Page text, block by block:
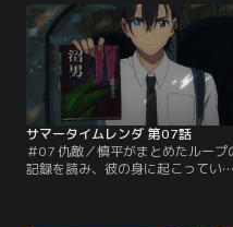
についての数多の知識を持ち合わ
ていた。一方、夏祭りの会場内では
「影」による大虐殺が行われてい
た。慎平は助けに向かうも、次々と
殺される友人たち。やがて「影」
は…。【提供：バンダイチャンネ
ル】
サマータイムレンダ 第07話
＃07 仇敵／慎平がまとめたループ
記録を読み、彼の身に起こっている